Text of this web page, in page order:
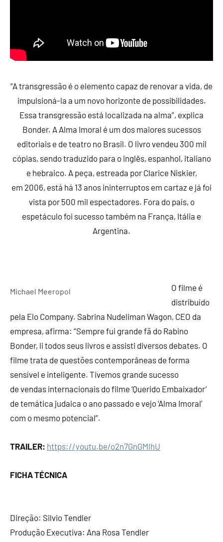
“A transgressão é o elemento capaz de renovar a vida, de
impulsioná-la a um novo horizonte de possibilidades.
Essa transgressão está localizada na alma”, explica
Bonder. A Alma Imoral é um dos maiores sucessos
editoriais e de teatro no Brasil. O livro vendeu 300 mil
cópias, sendo traduzido para o inglês, espanhol, italiano
e hebraico. A peça, estreada por Clarice Niskier,
em 2006, está há 13 anos ininterruptos em cartaz e já foi
vista por 500 mil espectadores. Fora do país, o
espetáculo foi sucesso também na França, Itália e
Argentina.
Michael Meeropol
O filme é
distribuído
pela Elo Company. Sabrina Nudeliman Wagon, CEO da
empresa, afirma: “Sempre fui grande fã do Rabino
Bonder, li todos seus livros e assisti diversos debates. O
filme trata de questões contemporâneas de forma
sensível e inteligente. Tivemos grande sucesso
de vendas internacionais do filme ‘Querido Embaixador’
de temática judaica o ano passado e vejo ‘Alma Imoral’
com o mesmo potencial”.
TRAILER: https://youtu.be/o2n7GnGMlhU
FICHA TÉCNICA
Direção: Silvio Tendler
Produção Executiva: Ana Rosa Tendler